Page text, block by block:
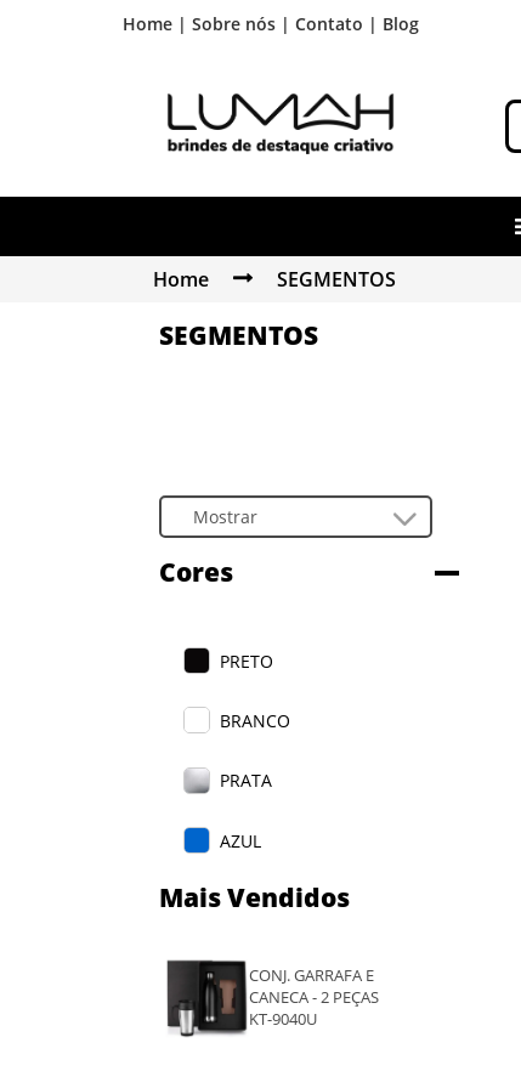
Home | Sobre nós | Contato | Blog
Home SEGMENTOS
SEGMENTOS
Cores
PRETO
BRANCO
PRATA
AZUL
AZUL ESCURO
VERMELHO
CINZA
Mais Vendidos
CONJ. GARRAFA E
CANECA - 2 PEÇAS
KT-9040U